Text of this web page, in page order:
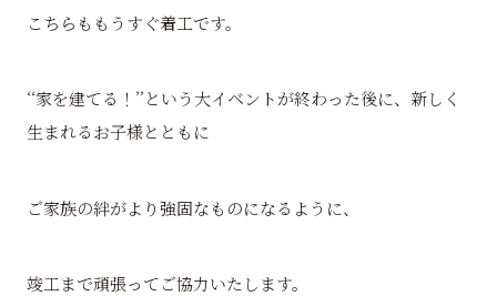
こちらももうすぐ着工です。
‘‘家を建てる！’’という大イベントが終わった後に、新しく
生まれるお子様とともに
ご家族の絆がより強固なものになるように、
竣工まで頑張ってご協力いたします。